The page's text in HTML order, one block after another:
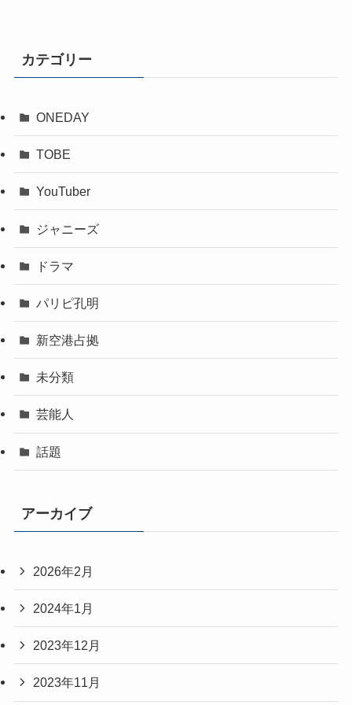
カテゴリー
ONEDAY
TOBE
YouTuber
ジャニーズ
ドラマ
パリピ孔明
新空港占拠
未分類
芸能人
話題
アーカイブ
2026年2月
2024年1月
2023年12月
2023年11月